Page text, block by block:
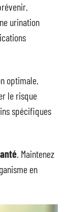
urination
optimale.
le risque
spécifiques
. Maintenez
en